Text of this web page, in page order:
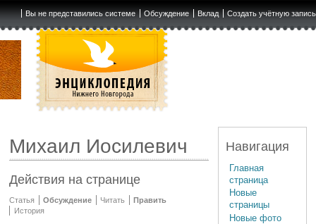
Вы не представились системе Обсуждение Вклад Создать учётную запись
Михаил Иосилевич
Действия на странице
Статья Обсуждение Читать
Править
История
Навигация
Главная
страница
Новые
страницы
Новые фото